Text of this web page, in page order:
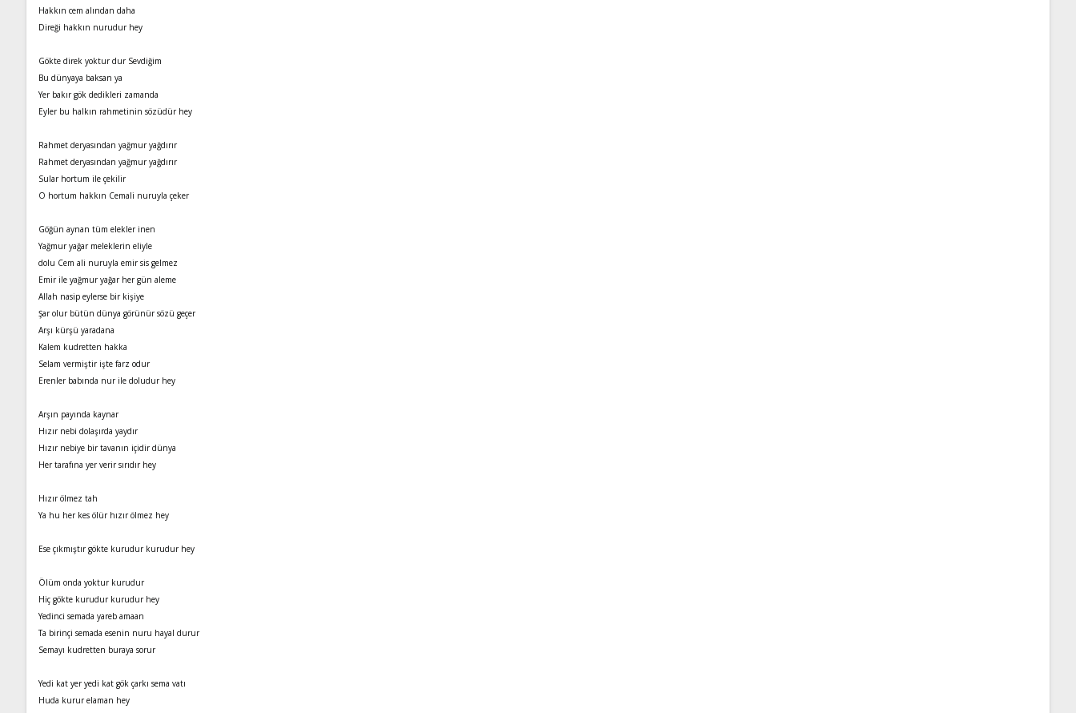
Hakkın cem alından daha
Direği hakkın nurudur hey
Gökte direk yoktur dur Sevdiğim
Bu dünyaya baksan ya
Yer bakır gök dedikleri zamanda
Eyler bu halkın rahmetinin sözüdür hey
Rahmet deryasından yağmur yağdırır
Rahmet deryasından yağmur yağdırır
Sular hortum ile çekilir
O hortum hakkın Cemali nuruyla çeker
Göğün aynan tüm elekler inen
Yağmur yağar meleklerin eliyle
dolu Cem ali nuruyla emir sis gelmez
Emir ile yağmur yağar her gün aleme
Allah nasip eylerse bir kişiye
Şar olur bütün dünya görünür sözü geçer
Arşı kürşü yaradana
Kalem kudretten hakka
Selam vermiştir işte farz odur
Erenler babında nur ile doludur hey
Arşın payında kaynar
Hızır nebi dolaşırda yaydır
Hızır nebiye bir tavanın içidir dünya
Her tarafına yer verir sırıdır hey
Hızır ölmez tah
Ya hu her kes ölür hızır ölmez hey
Ese çıkmıştır gökte kurudur kurudur hey
Ölüm onda yoktur kurudur
Hiç gökte kurudur kurudur hey
Yedinci semada yareb amaan
Ta birinçi semada esenin nuru hayal durur
Semayı kudretten buraya sorur
Yedi kat yer yedi kat gök çarkı sema vatı
Huda kurur elaman hey